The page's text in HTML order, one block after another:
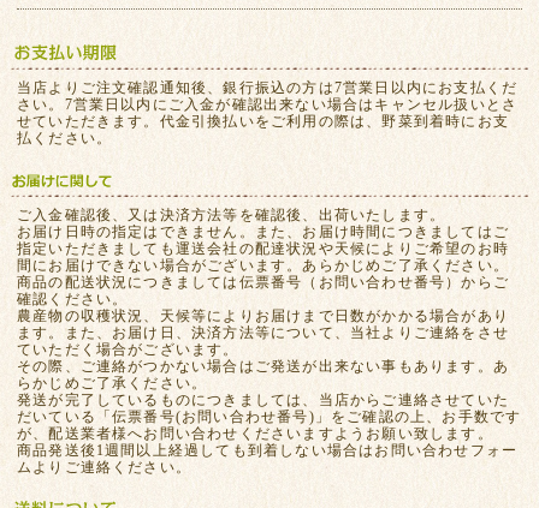
当店よりご注文確認通知後、銀行振込の方は7営業日以内にお支払くだ
さい。7営業日以内にご入金が確認出来ない場合はキャンセル扱いとさ
せていただきます。代金引換払いをご利用の際は、野菜到着時にお支
払ください。
ご入金確認後、又は決済方法等を確認後、出荷いたします。
お届け日時の指定はできません。また、お届け時間につきましてはご
指定いただきましても運送会社の配達状況や天候によりご希望のお時
間にお届けできない場合がございます。あらかじめご了承ください。
商品の配送状況につきましては伝票番号（お問い合わせ番号）からご
確認ください。
農産物の収穫状況、天候等によりお届けまで日数がかかる場合があり
ます。また、お届け日、決済方法等について、当社よりご連絡をさせ
ていただく場合がございます。
その際、ご連絡がつかない場合はご発送が出来ない事もあります。あ
らかじめご了承ください。
発送が完了しているものにつきましては、当店からご連絡させていた
だいている「伝票番号(お問い合わせ番号)」をご確認の上、お手数です
が、配送業者様へお問い合わせくださいますようお願い致します。
商品発送後1週間以上経過しても到着しない場合はお問い合わせフォー
ムよりご連絡ください。